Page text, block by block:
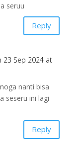
seruu
Reply
23 Sep 2024 at
nanti bisa
seseru ini lagi
Reply